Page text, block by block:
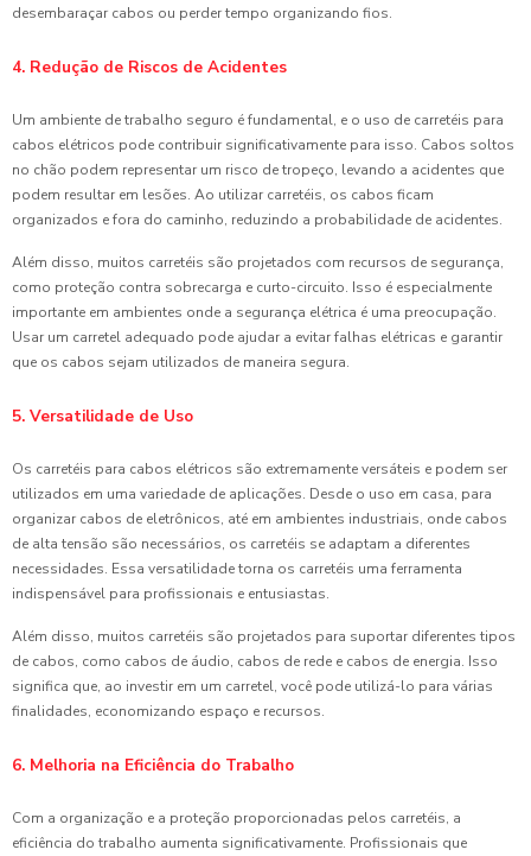
desembaraçar cabos ou perder tempo organizando fios.
4. Redução de Riscos de Acidentes
Um ambiente de trabalho seguro é fundamental, e o uso de carretéis para
cabos elétricos pode contribuir significativamente para isso. Cabos soltos
no chão podem representar um risco de tropeço, levando a acidentes que
podem resultar em lesões. Ao utilizar carretéis, os cabos ficam
organizados e fora do caminho, reduzindo a probabilidade de acidentes.
Além disso, muitos carretéis são projetados com recursos de segurança,
como proteção contra sobrecarga e curto-circuito. Isso é especialmente
importante em ambientes onde a segurança elétrica é uma preocupação.
Usar um carretel adequado pode ajudar a evitar falhas elétricas e garantir
que os cabos sejam utilizados de maneira segura.
5. Versatilidade de Uso
Os carretéis para cabos elétricos são extremamente versáteis e podem ser
utilizados em uma variedade de aplicações. Desde o uso em casa, para
organizar cabos de eletrônicos, até em ambientes industriais, onde cabos
de alta tensão são necessários, os carretéis se adaptam a diferentes
necessidades. Essa versatilidade torna os carretéis uma ferramenta
indispensável para profissionais e entusiastas.
Além disso, muitos carretéis são projetados para suportar diferentes tipos
de cabos, como cabos de áudio, cabos de rede e cabos de energia. Isso
significa que, ao investir em um carretel, você pode utilizá-lo para várias
finalidades, economizando espaço e recursos.
6. Melhoria na Eficiência do Trabalho
Com a organização e a proteção proporcionadas pelos carretéis, a
eficiência do trabalho aumenta significativamente. Profissionais que